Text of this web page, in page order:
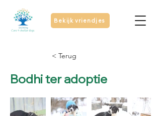
Bekijk vriendjes
< Terug
Bodhi ter adoptie